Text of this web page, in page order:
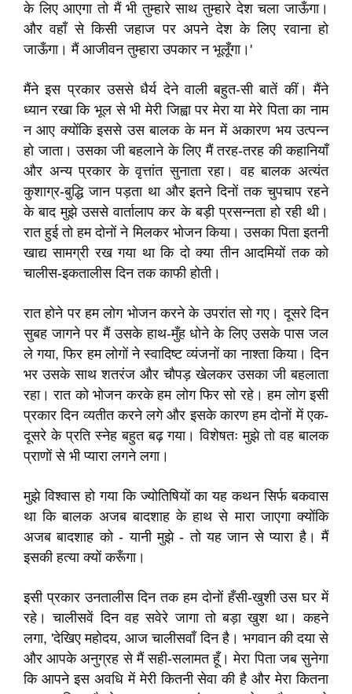
के लिए आएगा तो मैं भी तुम्हारे साथ तुम्हारे देश चला जाऊँगा।
और वहाँ से किसी जहाज पर अपने देश के लिए रवाना हो
जाऊँगा। मैं आजीवन तुम्हारा उपकार न भूलूँगा।'
मैंने इस प्रकार उससे धैर्य देने वाली बहुत-सी बातें कीं। मैंने
ध्यान रखा कि भूल से भी मेरी जिह्वा पर मेरा या मेरे पिता का नाम
न आए क्योंकि इससे उस बालक के मन में अकारण भय उत्पन्न
हो जाता। उसका जी बहलाने के लिए मैं तरह-तरह की कहानियाँ
और अन्य प्रकार के वृत्तांत सुनाता रहा। वह बालक अत्यंत
कुशाग्र-बुद्धि जान पड़ता था और इतने दिनों तक चुपचाप रहने
के बाद मुझे उससे वार्तालाप कर के बड़ी प्रसन्नता हो रही थी।
रात हुई तो हम दोनों ने मिलकर भोजन किया। उसका पिता इतनी
खाद्य सामग्री रख गया था कि दो क्या तीन आदमियों तक को
चालीस-इकतालीस दिन तक काफी होती।
रात होने पर हम लोग भोजन करने के उपरांत सो गए। दूसरे दिन
सुबह जागने पर मैं उसके हाथ-मुँह धोने के लिए उसके पास जल
ले गया, फिर हम लोगों ने स्वादिष्ट व्यंजनों का नाश्ता किया। दिन
भर उसके साथ शतरंज और चौपड़ खेलकर उसका जी बहलाता
रहा। रात को भोजन करके हम लोग फिर सो रहे। हम लोग इसी
प्रकार दिन व्यतीत करने लगे और इसके कारण हम दोनों में एक-
दूसरे के प्रति स्नेह बहुत बढ़ गया। विशेषतः मुझे तो वह बालक
प्राणों से भी प्यारा लगने लगा।
मुझे विश्वास हो गया कि ज्योतिषियों का यह कथन सिर्फ बकवास
था कि बालक अजब बादशाह के हाथ से मारा जाएगा क्योंकि
अजब बादशाह को - यानी मुझे - तो यह जान से प्यारा है। मैं
इसकी हत्या क्यों करूँगा।
इसी प्रकार उनतालीस दिन तक हम दोनों हँसी-खुशी उस घर में
रहे। चालीसवें दिन वह सवेरे जागा तो बड़ा खुश था। कहने
लगा, 'देखिए महोदय, आज चालीसवाँ दिन है। भगवान की दया से
और आपके अनुग्रह से मैं सही-सलामत हूँ। मेरा पिता जब सुनेगा
कि आपने इस अवधि में मेरी कितनी सेवा की है और मेरा कितना